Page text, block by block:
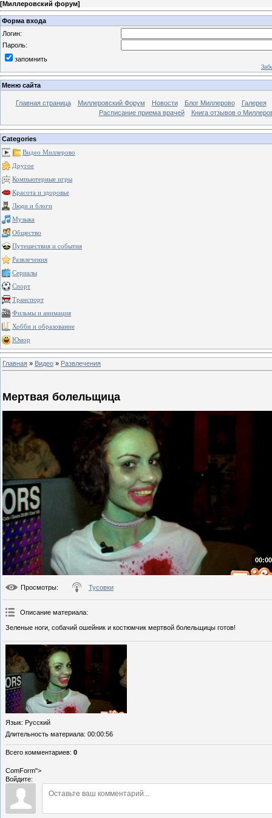
[Миллеровский форум]
Форма входа
Логин:
Пароль:
запомнить
Меню сайта
Главная страница Миллеровский Форум Новости Блог Миллерово
Галерея
Расписание приема врачей
Книга отзывов о
Categories
Видео Миллерово
Другое
Компьютерные игры
Красота и здоровье
Люди и блоги
Музыка
Общество
Путешествия и события
Развлечения
Сериалы
Спорт
Транспорт
Фильмы и анимация
Хобби и образование
Юмор
Главная » Видео » Развлечения
Мертвая болельщица
Просмотры: Тусовки
Описание материала:
Зеленые ноги, собачий ошейник и костюмчик мертвой болельщицы готов!
Язык: Русский
Длительность материала: 00:00:56
Всего комментариев: 0
ComForm">
Войдите: